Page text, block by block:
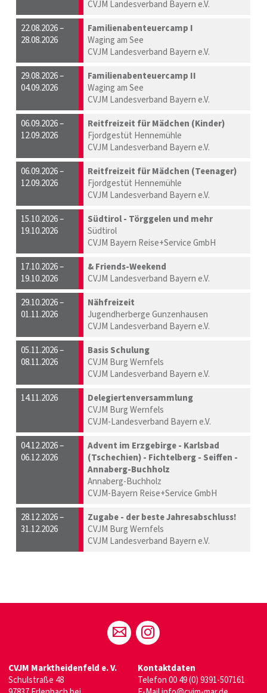
CVJM Landesverband Bayern e.V.
22.08.2026 –
28.08.2026
Familienabenteuercamp I
Waging am See
CVJM Landesverband Bayern e.V.
29.08.2026 –
04.09.2026
Familienabenteuercamp II
Waging am See
CVJM Landesverband Bayern e.V.
06.09.2026 –
12.09.2026
Reitfreizeit für Mädchen (Kinder)
Fjordgestüt Hennemühle
CVJM Landesverband Bayern e.V.
06.09.2026 –
12.09.2026
Reitfreizeit für Mädchen (Teenager)
Fjordgestüt Hennemühle
CVJM Landesverband Bayern e.V.
15.10.2026 –
19.10.2026
Südtirol - Törggelen und mehr
Südtirol
CVJM Bayern Reise+Service GmbH
17.10.2026 –
19.10.2026
& Friends-Weekend
CVJM Landesverband Bayern e.V.
29.10.2026 –
01.11.2026
Nähfreizeit
Jugendherberge Gunzenhausen
CVJM Landesverband Bayern e.V.
05.11.2026 –
08.11.2026
Basis Schulung
CVJM Burg Wernfels
CVJM Landesverband Bayern e.V.
14.11.2026
Delegiertenversammlung
CVJM Burg Wernfels
CVJM-Landesverband Bayern e.V.
04.12.2026 –
06.12.2026
Advent im Erzgebirge - Karlsbad
(Tschechien) - Fichtelberg - Seiffen -
Annaberg-Buchholz
Annaberg-Buchholz
CVJM-Bayern Reise+Service GmbH
28.12.2026 –
31.12.2026
Zugabe - der beste Jahresabschluss!
CVJM Burg Wernfels
CVJM Landesverband Bayern e.V.
CVJM Marktheidenfeld e. V.
Schulstraße 48
Kontaktdaten
Telefon00 49 (0) 9391-507161